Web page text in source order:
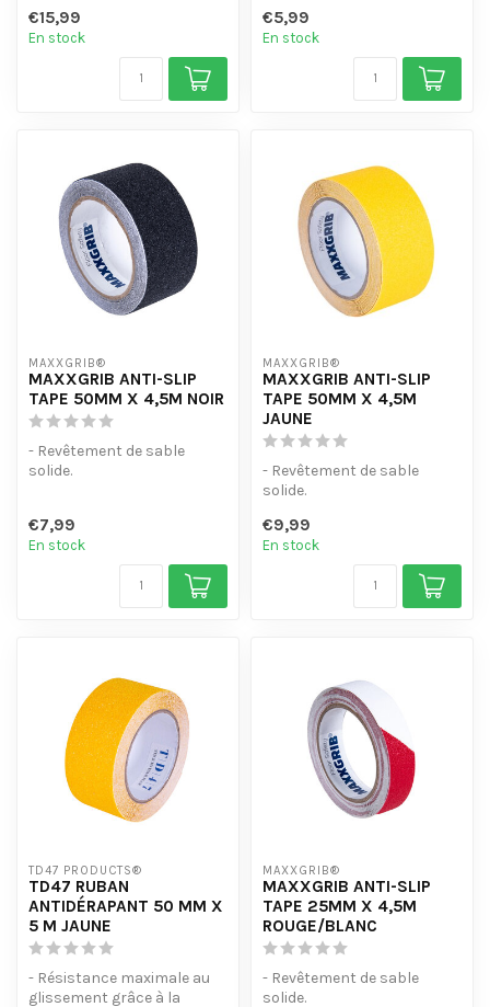
produits chimiques et à l'...
€15,99
En stock
produits chimiques et à l'...
€5,99
En stock
MAXXGRIB®
MAXXGRIB ANTI-SLIP
TAPE 50MM X 4,5M NOIR
- Revêtement de sable
solide.
€7,99
En stock
MAXXGRIB®
MAXXGRIB ANTI-SLIP
TAPE 50MM X 4,5M
JAUNE
- Revêtement de sable
solide.
produits chimiques et à l'...
€9,99
En stock
TD47 PRODUCTS®
TD47 RUBAN
ANTIDÉRAPANT 50 MM X
5 M JAUNE
- Résistance maximale au
glissement grâce à la
MAXXGRIB®
MAXXGRIB ANTI-SLIP
TAPE 25MM X 4,5M
ROUGE/BLANC
- Revêtement de sable
solide.